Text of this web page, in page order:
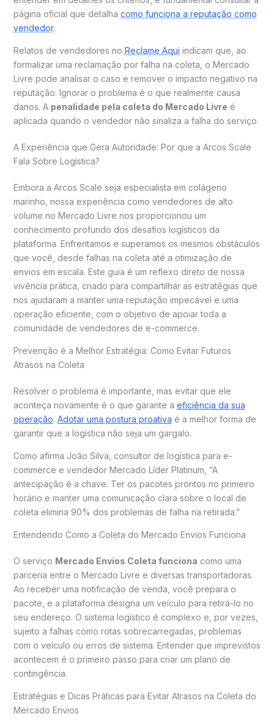
página oficial que detalha como funciona a reputação como
vendedor.
Relatos de vendedores no Reclame Aqui indicam que, ao
formalizar uma reclamação por falha na coleta, o Mercado
Livre pode analisar o caso e remover o impacto negativo na
reputação. Ignorar o problema é o que realmente causa
danos. A penalidade pela coleta do Mercado Livre é
aplicada quando o vendedor não sinaliza a falha do serviço.
A Experiência que Gera Autoridade: Por que a Arcos Scale
Fala Sobre Logística?
Embora a Arcos Scale seja especialista em colágeno
marinho, nossa experiência como vendedores de alto
volume no Mercado Livre nos proporcionou um
conhecimento profundo dos desafios logísticos da
plataforma. Enfrentamos e superamos os mesmos obstáculos
que você, desde falhas na coleta até a otimização de
envios em escala. Este guia é um reflexo direto de nossa
vivência prática, criado para compartilhar as estratégias que
nos ajudaram a manter uma reputação impecável e uma
operação eficiente, com o objetivo de apoiar toda a
comunidade de vendedores de e-commerce.
Prevenção é a Melhor Estratégia: Como Evitar Futuros
Atrasos na Coleta
Resolver o problema é importante, mas evitar que ele
aconteça novamente é o que garante a eficiência da sua
operação. Adotar uma postura proativa é a melhor forma de
garantir que a logística não seja um gargalo.
Como afirma João Silva, consultor de logística para e-
commerce e vendedor Mercado Líder Platinum, “A
antecipação é a chave. Ter os pacotes prontos no primeiro
horário e manter uma comunicação clara sobre o local de
coleta elimina 90% dos problemas de falha na retirada.”
Entendendo Como a Coleta do Mercado Envios Funciona
O serviço Mercado Envios Coleta funciona como uma
parceria entre o Mercado Livre e diversas transportadoras.
Ao receber uma notificação de venda, você prepara o
pacote, e a plataforma designa um veículo para retirá-lo no
seu endereço. O sistema logístico é complexo e, por vezes,
sujeito a falhas como rotas sobrecarregadas, problemas
com o veículo ou erros de sistema. Entender que imprevistos
acontecem é o primeiro passo para criar um plano de
contingência.
Estratégias e Dicas Práticas para Evitar Atrasos na Coleta do
Mercado Envios